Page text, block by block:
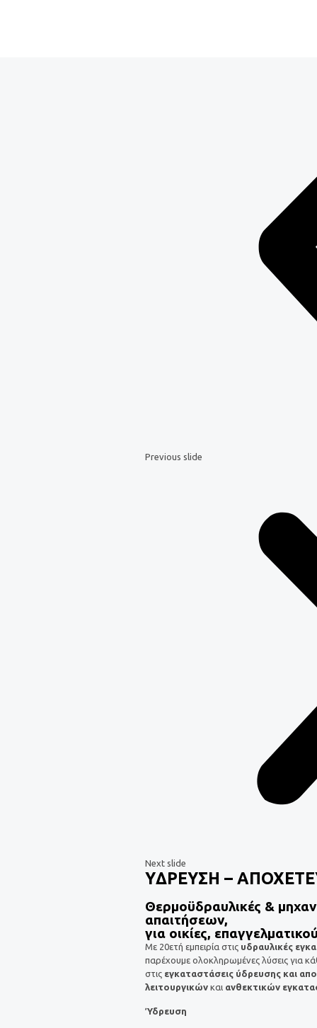
Previous slide
Next slide
YΔΡΕΥΣΗ –
Θερμοϋδραυλικές &
απαιτήσεων,
για οικίες,
Με 20ετή εμπειρία στις υδραυλικές
παρέχουμε ολοκληρωμένες λύσεις για
στις εγκαταστάσεις ύδρευσης και
λειτουργικών και ανθεκτικών
Ύδρευση